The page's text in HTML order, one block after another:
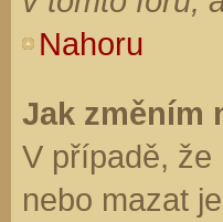
Nahoru
Jak změním
V případě, že
nebo mazat